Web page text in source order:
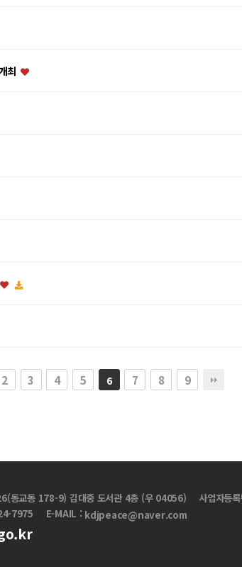
최
2 3 4 5 6 7 8 9
동교동 178-9) 김대중 도서관 4층 (우 04056)
사업자등
7975 E-MAIL : kdjpeace@naver.com